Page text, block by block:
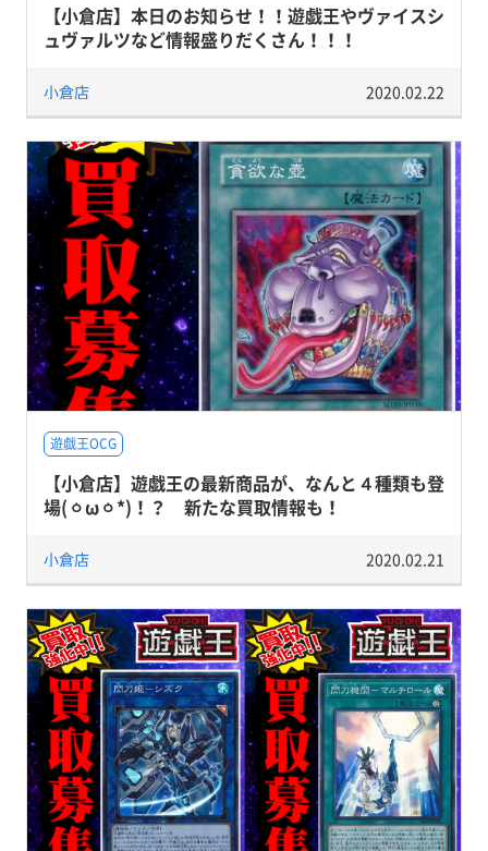
【小倉店】本日のお知らせ！！遊戯王やヴァイスシ
ュヴァルツなど情報盛りだくさん！！！
小倉店 2020.02.22
遊戯王OCG
【小倉店】遊戯王の最新商品が、なんと４種類も登
場(ㆁωㆁ*)！？ 新たな買取情報も！
小倉店 2020.02.21